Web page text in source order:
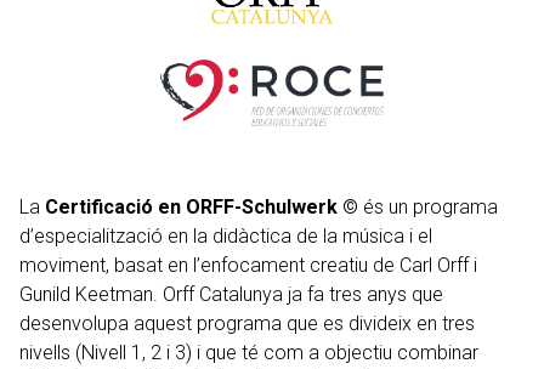
La Certificació en ORFF-Schulwerk © és un programa
d’especialització en la didàctica de la música i el
moviment, basat en l’enfocament creatiu de Carl Orff i
Gunild Keetman. Orff Catalunya ja fa tres anys que
desenvolupa aquest programa que es divideix en tres
nivells (Nivell 1, 2 i 3) i que té com a objectiu combinar